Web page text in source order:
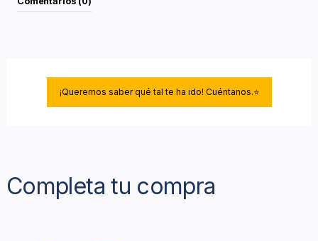
¡Queremos saber qué tal te ha ido! Cuéntanos.⭐
Completa tu compra